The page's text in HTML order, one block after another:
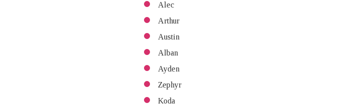
Alec
Arthur
Austin
Alban
Ayden
Zephyr
Koda